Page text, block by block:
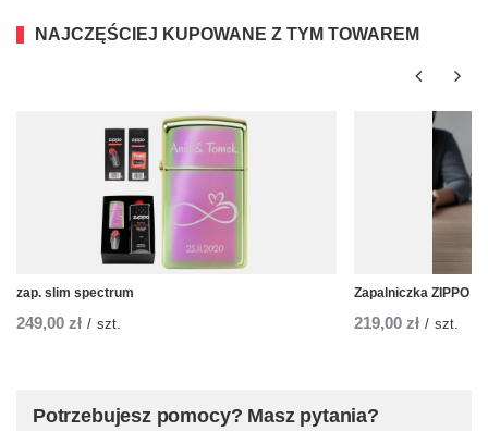
NAJCZĘŚCIEJ KUPOWANE Z TYM TOWAREM
zap. slim spectrum
249,00 zł / szt.
Zapalniczka ZIPPO
219,00 zł / szt.
Potrzebujesz pomocy? Masz pytania?